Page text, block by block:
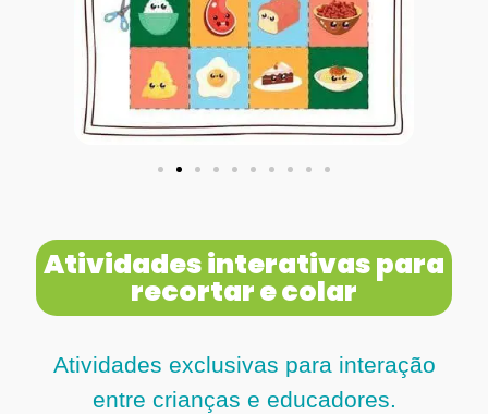
Atividades interativas para
recortar e colar
Atividades exclusivas para interação
entre crianças e educadores.